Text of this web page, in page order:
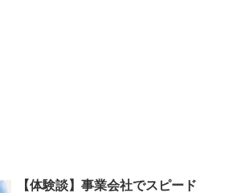
【体験談】事業会社でスピード